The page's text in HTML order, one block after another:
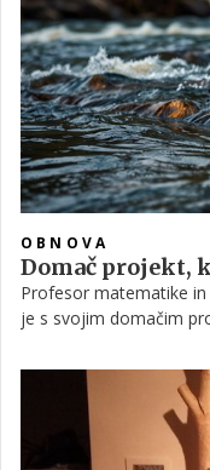
OBNOVA
Domač projekt,
Profesor matematike
je s svojim domačim
dneh ogreva hišo,